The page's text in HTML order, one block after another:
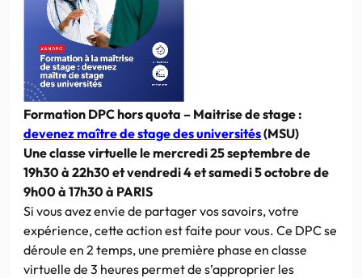
Formation DPC hors quota – Maitrise de stage :
devenez maître de stage des universités(MSU)
Une classe virtuelle le mercredi 25 septembre de
19h30 à 22h30 et vendredi 4 et samedi 5 octobre de
9h00 à 17h30 à PARIS
Si vous avez envie de partager vos savoirs, votre
expérience, cette action est faite pour vous. Ce DPC se
déroule en 2 temps, une première phase en classe
virtuelle de 3 heures permet de s’approprier les